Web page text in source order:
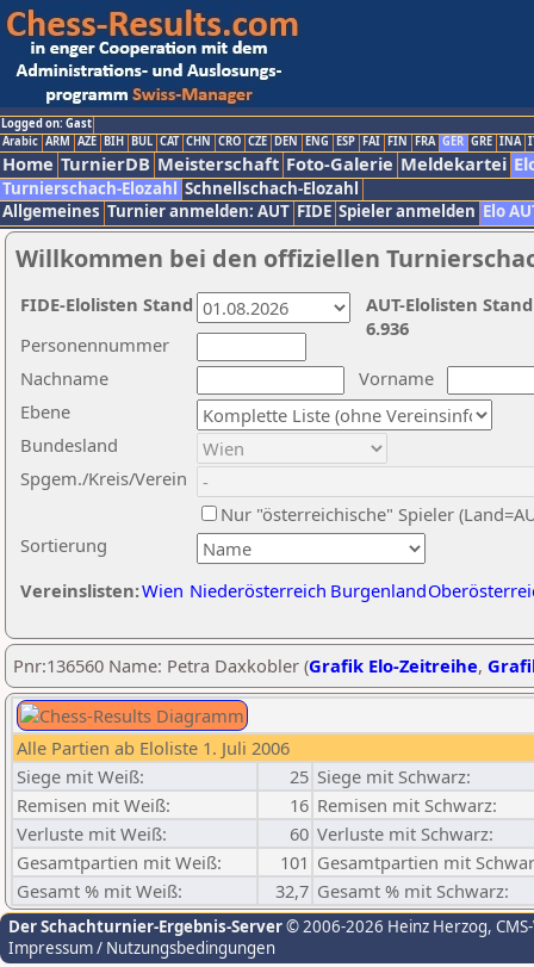
Logged on: Gast
Arabic ARM AZE BIH BUL CAT CHN CRO CZE DEN ENG ESP FAI FIN FRA GER GRE INA
Home TurnierDB Meisterschaft Foto-Galerie Meldekartei
Turnierschach-Elozahl Schnellschach-Elozahl
Allgemeines Turnier anmelden: AUT FIDE Spieler anmelden Elo
Willkommen bei den offiziellen
Nachname
Vorname
Ebene
Sortierung
Personennummer
Bundesland
Spgem./Kreis/Verein
Nur "österreichische" Spieler
Vereinslisten:Wien Niederösterreich Burgenland
AUT-Elolisten
6.936
FIDE-Elolisten Stand
Pnr:136560 Name: Petra Daxkobler (Grafik Elo-Zeitreihe,
Alle Partien ab Eloliste 1. Juli 2006
Siege mit Weiß:
25 Siege mit Schwarz:
Remisen mit Weiß:
16 Remisen mit Schwarz:
Verluste mit Weiß:
60 Verluste mit Schwarz:
Gesamtpartien mit Weiß:
101 Gesamtpartien mit
Gesamt % mit Weiß:
32,7 Gesamt % mit Schwarz:
Der Schachturnier-Ergebnis-Server© 2006-2026 Heinz Herzog,
Impressum / Nutzungsbedingungen